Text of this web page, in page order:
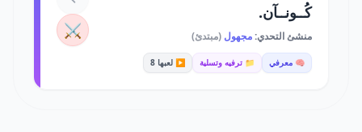
كُــونــآن.
منشئ التحدي:مجهول (مبتدئ)
🧠 معرفي 📁 ترفيه وتسلية ▶️ لعبها 8
⚔️